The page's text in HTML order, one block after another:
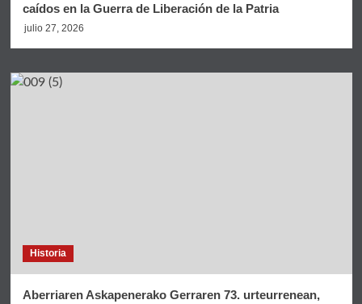
caídos en la Guerra de Liberación de la Patria
julio 27, 2026
Historia
Aberriaren Askapenerako Gerraren 73. urteurrenean,